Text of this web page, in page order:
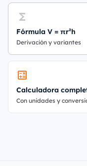
Fórmula V = πr²h
Derivación y variantes
Calculadora
Con unidades y